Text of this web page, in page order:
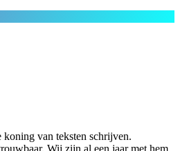
van teksten schrijven.